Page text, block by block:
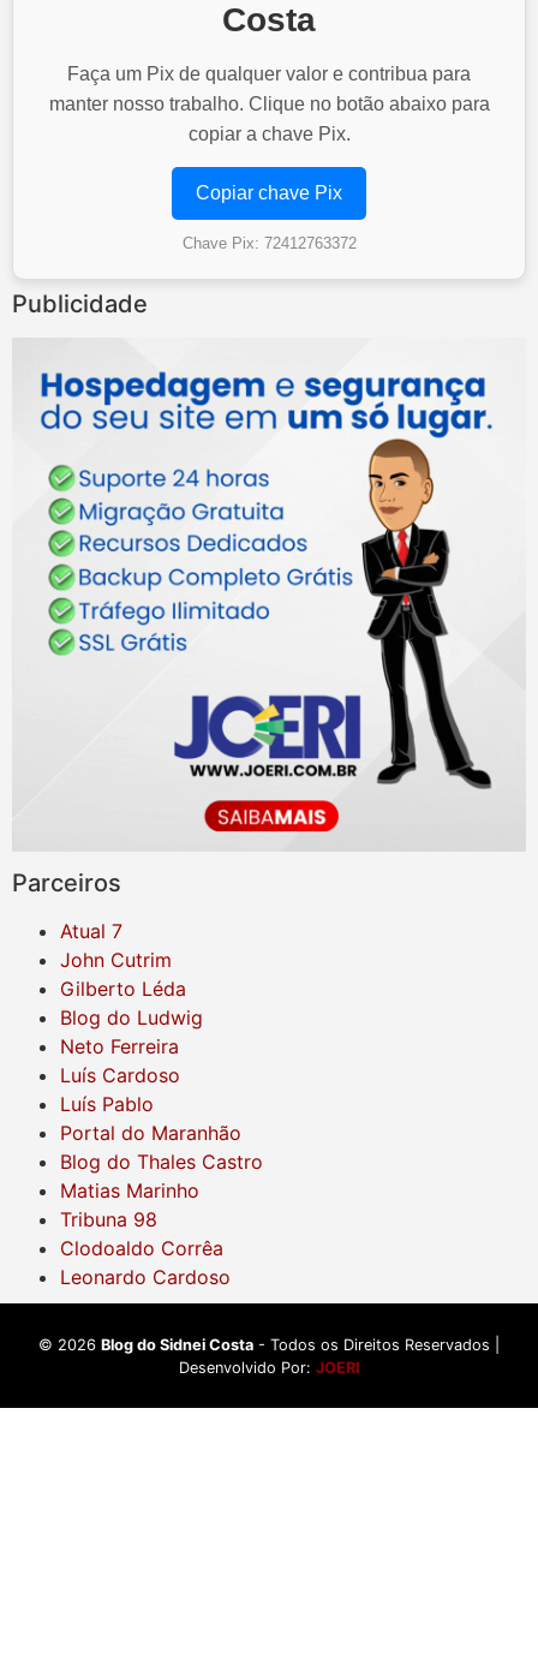
Costa
Faça um Pix de qualquer valor e contribua para
manter nosso trabalho. Clique no botão abaixo para
copiar a chave Pix.
Copiar chave Pix
Chave Pix: 72412763372
Publicidade
Parceiros
Atual 7
John Cutrim
Gilberto Léda
Blog do Ludwig
Neto Ferreira
Luís Cardoso
Luís Pablo
Portal do Maranhão
Blog do Thales Castro
Matias Marinho
Tribuna 98
Clodoaldo Corrêa
Leonardo Cardoso
© 2026 Blog do Sidnei Costa - Todos os Direitos Reservados |
Desenvolvido Por: JOERI